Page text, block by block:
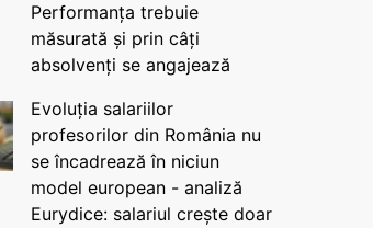
Performanța trebuie
măsurată și prin câți
absolvenți se angajează
Evoluția salariilor
profesorilor din România nu
se încadrează în niciun
model european - analiză
Eurydice: salariul crește doar